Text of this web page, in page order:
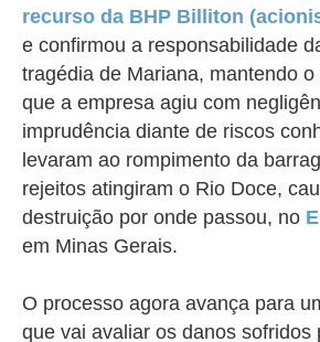
recurso da BHP Billiton
e confirmou a responsabilidade
tragédia de Mariana, mantendo o
que a empresa agiu com
imprudência diante de riscos
levaram ao rompimento da
rejeitos atingiram o Rio Doce,
destruição por onde passou, no
em Minas Gerais.
O processo agora avança para
que vai avaliar os danos sofridos